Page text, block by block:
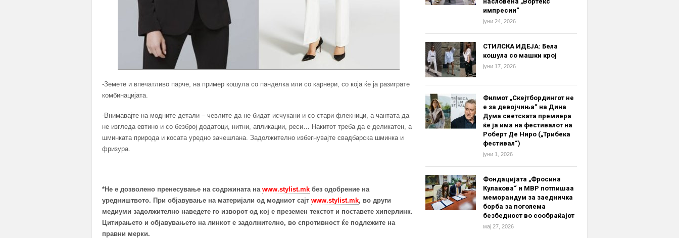
-Земете и впечатливо парче, на пример кошула со панделка или со карнери, со коja ќе ја разиграте
комбинацијата.
-Внимавајте на модните детали – чевлите да не бидат исчукани и со стари флекници, а чантата да
не изгледа евтино и со безброј додатоци, нитни, апликации, реси… Накитот треба да е деликатен, а
шминката природа и косата уредно зачешлана. Задолжително избегнувајте свадбарска шминка и
фризура.
*Не е дозволено пренесување на содржината на www.stylist.mk без одобрение на
уредништвото. При објавување на материјали од модниот сајт www.stylist.mk, во други
медиуми задолжително наведете го изворот од кој е преземен текстот и поставете хиперлинк.
Цитирањето и објавувањето на линкот е задолжително, во спротивност ќе подлежите на
правни мерки.
импресии“
јуни 24, 2026
СТИЛСКА ИДЕЈА: Бела
кошула со машки крој
јуни 17, 2026
Филмот „Скејтбордингот не
е за девојчиња“ на Дина
Дума светската премиера
ќе ја има на фестивалот на
Роберт Де Ниро („Трибека
фестивал“)
јуни 1, 2026
Фондацијата „Фросина
Кулакова“ и МВР потпишаа
меморандум за заедничка
борба за поголема
безбедност во сообраќајот
мај 27, 2026